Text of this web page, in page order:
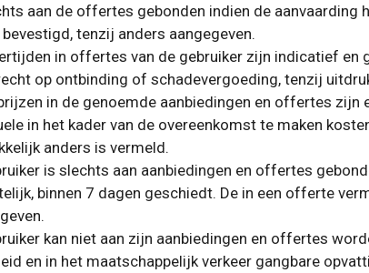
aan de offertes gebonden indien de
tenzij anders aangegeven.
in offertes van de gebruiker zijn indicatief
op ontbinding of schadevergoeding, tenzij
in de genoemde aanbiedingen en offertes zijn
in het kader van de overeenkomst te maken
anders is vermeld.
is slechts aan aanbiedingen en offertes
binnen 7 dagen geschiedt. De in een offerte
kan niet aan zijn aanbiedingen en offertes
en in het maatschappelijk verkeer gangbare